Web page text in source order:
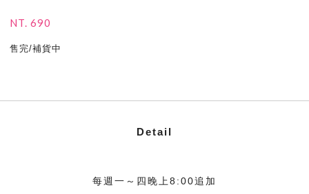
NT. 690
售完/補貨中
Detail
每週一～四晚上8:00追加